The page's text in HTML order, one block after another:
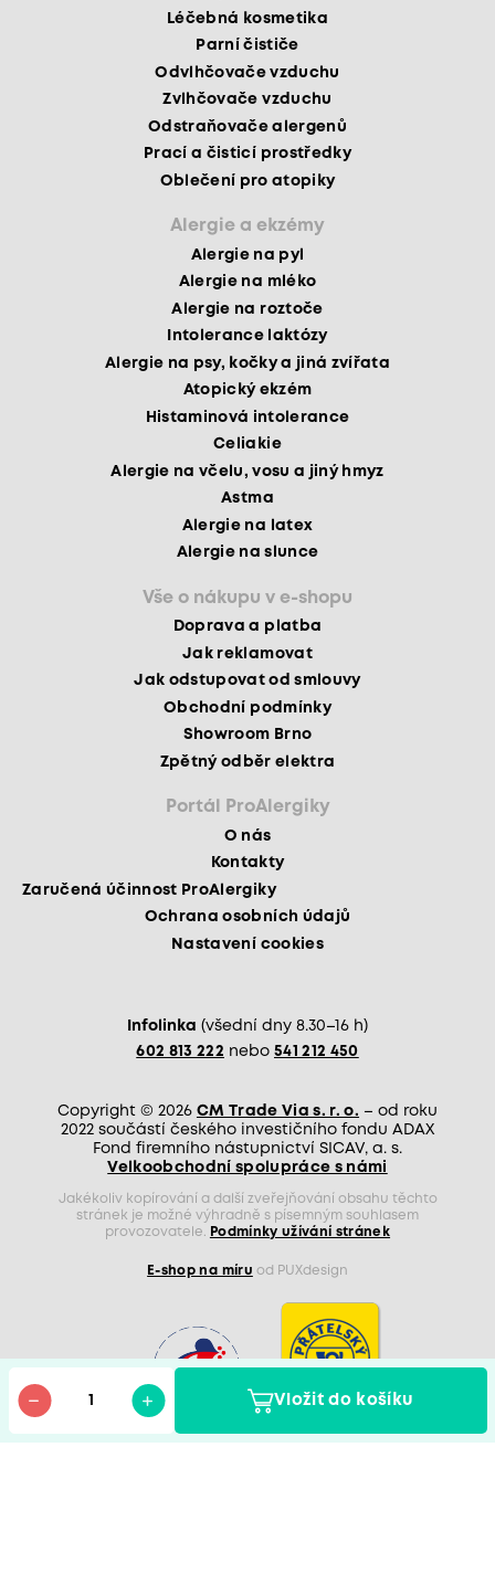
Vložit do košíku
Léčebná kosmetika
Parní čističe
Odvlhčovače vzduchu
Zvlhčovače vzduchu
Odstraňovače alergenů
Prací a čisticí prostředky
Oblečení pro atopiky
Alergie a ekzémy
Alergie na pyl
Alergie na mléko
Alergie na roztoče
Intolerance laktózy
Alergie na psy, kočky a jiná zvířata
Atopický ekzém
Histaminová intolerance
Celiakie
Alergie na včelu, vosu a jiný hmyz
Astma
Alergie na latex
Alergie na slunce
Vše o nákupu v e-shopu
Doprava a platba
Jak reklamovat
Jak odstupovat od smlouvy
Obchodní podmínky
Showroom Brno
Zpětný odběr elektra
Portál ProAlergiky
O nás
Kontakty
Zaručená účinnost ProAlergiky
Ochrana osobních údajů
Nastavení cookies
Infolinka (všední dny 8.30–16 h)
602 813 222 nebo 541 212 450
Copyright © 2026 CM Trade Via s. r. o. – od roku
2022 součástí českého investičního fondu ADAX
Fond firemního nástupnictví SICAV, a. s.
Velkoobchodní spolupráce s námi
Jakékoliv kopírování a další zveřejňování obsahu těchto
stránek je možné výhradně s písemným souhlasem
provozovatele.
Podmínky užívání stránek
E-shop na míru od PUXdesign